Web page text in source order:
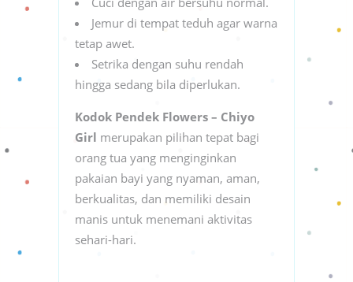
Jemur di tempat teduh agar warna
tetap awet.
Setrika dengan suhu rendah
hingga sedang bila diperlukan.
Kodok Pendek Flowers – Chiyo
Girl merupakan pilihan tepat bagi
orang tua yang menginginkan
pakaian bayi yang nyaman, aman,
berkualitas, dan memiliki desain
manis untuk menemani aktivitas
sehari-hari.